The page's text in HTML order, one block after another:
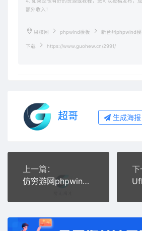
额外收入！
果核网 phpwind模板 新台州phpwind
下载 https://www.guohew.cn/2991/
超哥 生成海报
上一篇：
仿穷游网phpwind模板 旅游网站模板
下